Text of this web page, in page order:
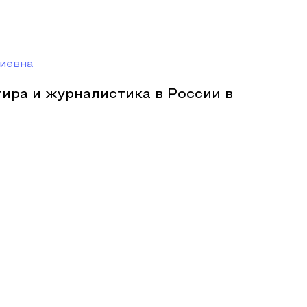
и журналистика в России в